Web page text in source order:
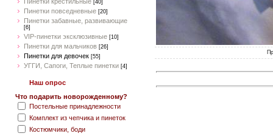
[40]
Пинетки повседневные [20]
Пинетки забавные, развивающие
[6]
VIP-пинетки эксклюзивные [10]
Пинетки для мальчиков [26]
Пинетки для девочек [55]
УГГИ, Сапоги, Теплые пинетки [4]
Наш опрос
Что подарить новорожденному?
Постельные принадлежности
Комплект из чепчика и пинеток
Костюмчики, боди